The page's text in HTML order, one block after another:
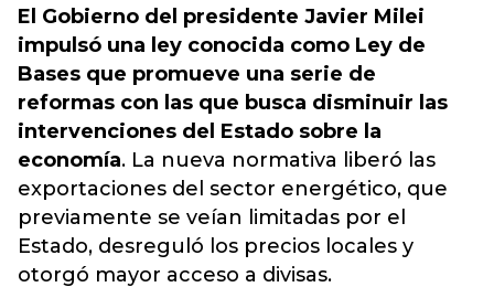
El Gobierno del presidente Javier Milei
impulsó una ley conocida como Ley de
Bases que promueve una serie de
reformas con las que busca disminuir las
intervenciones del Estado sobre la
economía. La nueva normativa liberó las
exportaciones del sector energético, que
previamente se veían limitadas por el
Estado, desreguló los precios locales y
otorgó mayor acceso a divisas.